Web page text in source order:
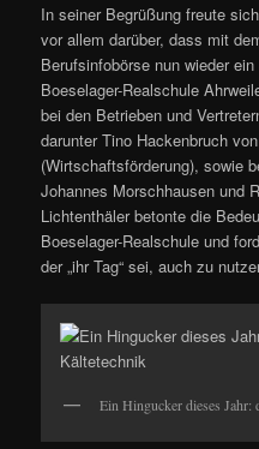
In seiner Begrüßung freute
vor allem darüber, dass mit
Berufsinfobörse nun wieder
Boeselager-Realschule
bei den Betrieben und
darunter Tino Hackenbruch
(Wirtschaftsförderung), sowie
Johannes Morschhausen und
Lichtenthäler betonte die
Boeselager-Realschule und
der „ihr Tag“ sei, auch zu
Ein Hingucker dieses Jahr: